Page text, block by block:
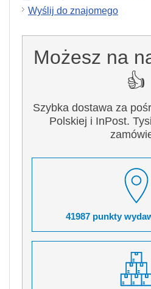
Wyślij do znajomego
Możesz na
👍
Szybka dostawa za
Polskiej i InPost.
41987 punkty